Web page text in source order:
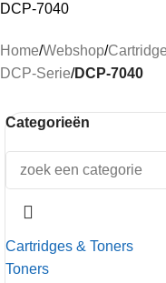
DCP-7040
Home/Webshop/
DCP-Serie/DCP-7040
Categorieën
Cartridges & Toners
Toners